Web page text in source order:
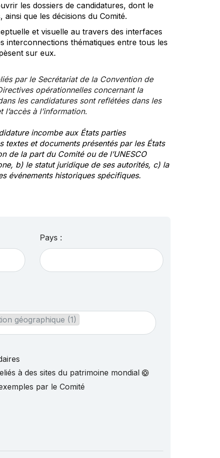
les dossiers de candidatures, dont le
que les décisions du Comité.
et visuelle au travers des interfaces
interconnections thématiques entre tous les
sur eux.
par le Secrétariat de la Convention de
opérationnelles concernant la
les candidatures sont reflétées dans les
à l’information.
incombe aux États parties
textes et documents présentés par les États
de la part du Comité ou de l’UNESCO
b) le statut juridique de ses autorités, c) la
événements historiques spécifiques.
Pays :
géographique (1)
à des sites du patrimoine mondial
par le Comité